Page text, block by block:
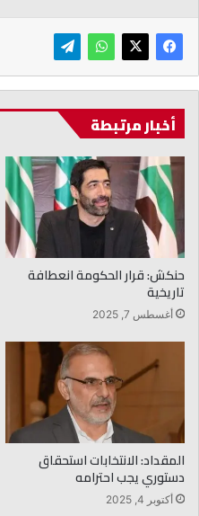
أخبار مرتبطة
حنكش: قرار الحكومة انعطافة
تاريخية
أغسطس 7, 2025
المقداد: الانتخابات استحقاق
دستوري يجب احترامه
أكتوبر 4, 2025